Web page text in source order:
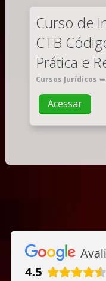
Curso de
CTB
Prática e
Cursos Jurídicos ➥
Acessar